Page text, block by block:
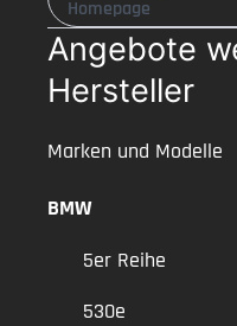
Homepage
Angebote
Hersteller
Marken und Modelle
BMW
5er Reihe
530e